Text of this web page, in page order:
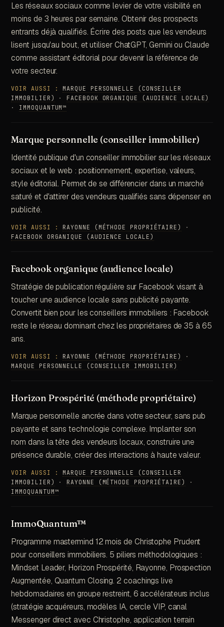
Les réseaux sociaux comme levier de votre visibilité en
moins de 3 heures par semaine. Obtenir des prospects
entrants déjà qualifiés. Écrire des posts que les vendeurs
lisent jusqu'au bout, et utiliser ChatGPT, Gemini ou Claude
comme assistant éditorial pour devenir la référence de
votre secteur.
VOIR AUSSI : MARQUE PERSONNELLE (CONSEILLER
IMMOBILIER)
· FACEBOOK ORGANIQUE (AUDIENCE LOCALE)
· IMMOQUANTUM™
Marque personnelle (conseiller immobilier)
Identité publique d'un conseiller immobilier sur les réseaux
sociaux et le web : positionnement, expertise, valeurs,
style éditorial. Permet de se différencier dans un marché
saturé et d'attirer des vendeurs qualifiés sans dépenser en
publicité.
VOIR AUSSI : RAYONNE (MÉTHODE PROPRIÉTAIRE)
·
FACEBOOK ORGANIQUE (AUDIENCE LOCALE)
Facebook organique (audience locale)
Stratégie de publication régulière sur Facebook visant à
toucher une audience locale sans publicité payante.
Convertit bien pour les conseillers immobiliers : Facebook
reste le réseau dominant chez les propriétaires de 35 à 65
ans.
VOIR AUSSI : RAYONNE (MÉTHODE PROPRIÉTAIRE)
·
MARQUE PERSONNELLE (CONSEILLER IMMOBILIER)
Horizon Prospérité (méthode propriétaire)
Marque personnelle ancrée dans votre secteur, sans pub
payante et sans technologie complexe. Implanter son
nom dans la tête des vendeurs locaux, construire une
présence durable, créer des interactions à haute valeur.
VOIR AUSSI : MARQUE PERSONNELLE (CONSEILLER
IMMOBILIER)
· RAYONNE (MÉTHODE PROPRIÉTAIRE)
·
IMMOQUANTUM™
ImmoQuantum™
Programme mastermind 12 mois de Christophe Prudent
pour conseillers immobiliers. 5 piliers méthodologiques :
Mindset Leader, Horizon Prospérité, Rayonne, Prospection
Augmentée, Quantum Closing. 2 coachings live
hebdomadaires en groupe restreint, 6 accélérateurs inclus
(stratégie acquéreurs, modèles IA, cercle VIP, canal
Messenger direct avec Christophe, application terrain